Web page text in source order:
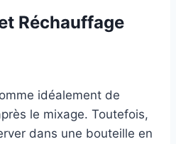
Réchauffage
idéalement de
le mixage. Toutefois,
dans une bouteille en